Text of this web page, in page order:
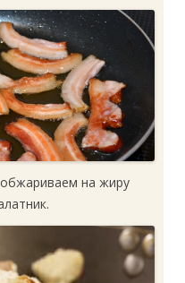
на жиру